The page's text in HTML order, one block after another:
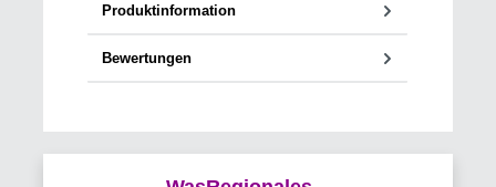
Produktinformation
Bewertungen